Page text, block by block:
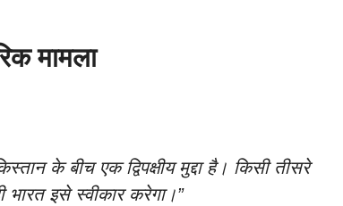
मामला
के बीच एक द्विपक्षीय मुद्दा है। किसी तीसरे
इसे स्वीकार करेगा।”